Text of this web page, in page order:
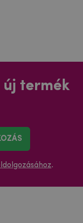
új termék
.